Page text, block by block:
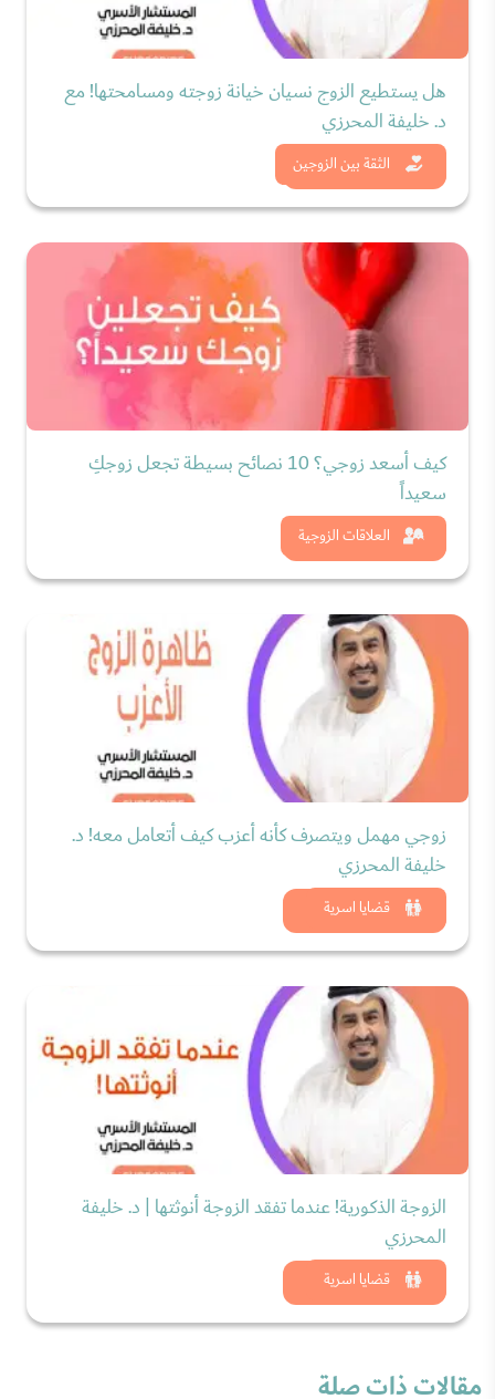
الثقة بين الزوجين
هل يستطيع الزوج نسيان خيانة زوجته ومسامحتها! مع
د. خليفة المحرزي
شاهد الان
العلاقات الزوجية
كيف أسعد زوجي؟ 10 نصائح بسيطة تجعل زوجكِ
سعيداً
شاهد الان
قضايا اسرية
زوجي مهمل ويتصرف كأنه أعزب كيف أتعامل معه! د.
خليفة المحرزي
شاهد الان
قضايا اسرية
الزوجة الذكورية! عندما تفقد الزوجة أنوثتها | د. خليفة
المحرزي
شاهد الان
مقالات ذات صلة